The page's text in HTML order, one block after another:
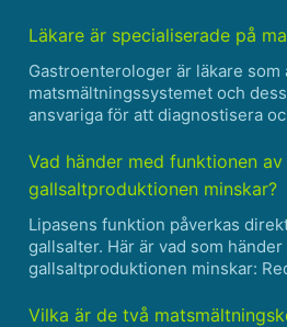
gallblåsan och släpps ut i
Läkare är specialiserade på
Gastroenterologer är läkare som
matsmältningssystemet och
ansvariga för att diagnostisera
Förstoppning * Crohns sjukdom
Vad händer med funktionen
gallsaltproduktionen minskar?
Lipasens funktion påverkas
gallsalter. Här är vad som
gallsaltproduktionen minskar:
till att bryta ner stora fettkulor till
Vilka är de två